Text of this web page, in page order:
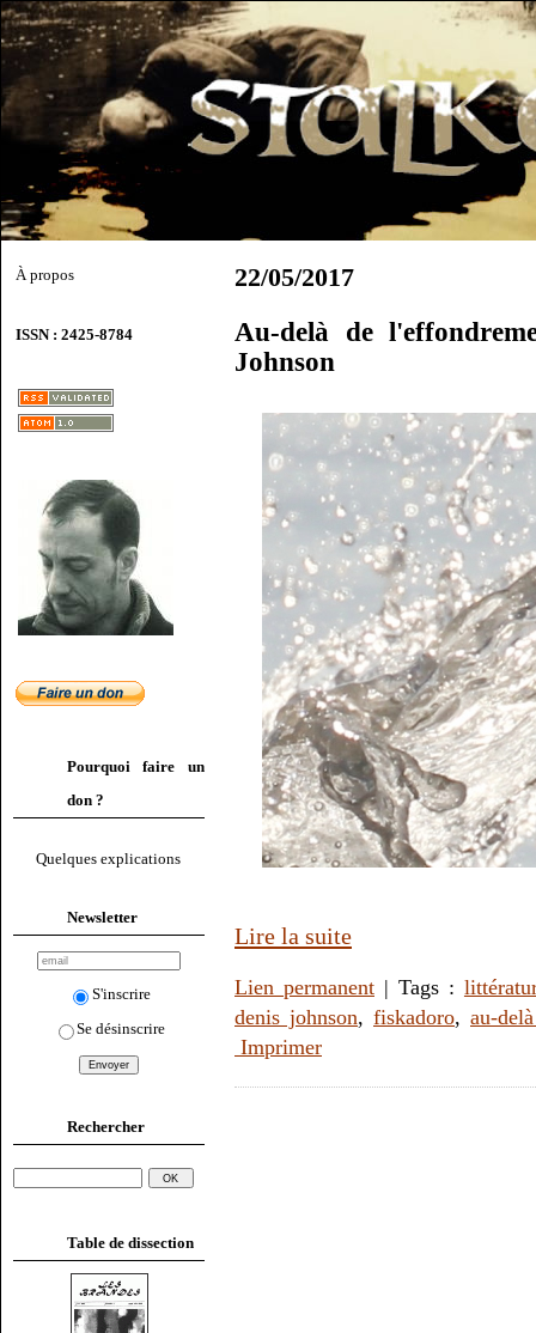
À propos
ISSN : 2425-8784
Pourquoi faire un
don ?
Quelques explications
Newsletter
S'inscrire
Se désinscrire
Rechercher
Table de dissection
22/05/2017
Au-delà de
Johnson
Lire la suite
Lien permanent| Tags :
denis johnson, fiskadoro, au-
Imprimer